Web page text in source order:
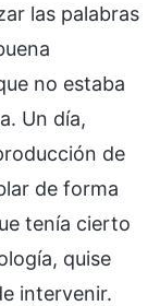
las palabras
no estaba
Un día,
de
de forma
tenía cierto
quise
intervenir.